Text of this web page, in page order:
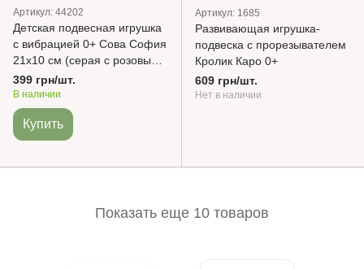
Артикул: 44202
Детская подвесная игрушка
с вибрацией 0+ Сова София
21х10 см (серая с розовым)
BabyOno
399 грн/шт.
В наличии
Купить
Артикул: 1685
Развивающая игрушка-
подвеска с прорезывателем
Кролик Каро 0+
609 грн/шт.
Нет в наличии
Показать еще 10 товаров